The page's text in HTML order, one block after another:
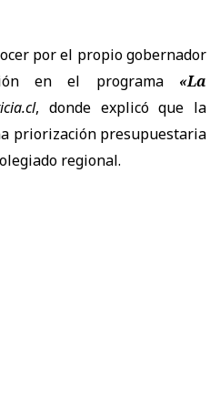
por el propio gobernador
en el programa«La
, donde explicó que la
priorización presupuestaria
regional.